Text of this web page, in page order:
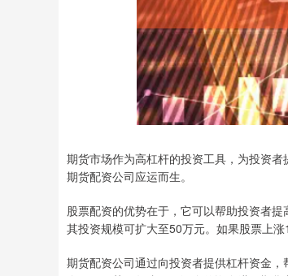
期货市场作为高杠杆的投资工具，为投资
期货配资公司应运而生。
股票配资的优势在于，它可以帮助投资者
其投资规模可扩大至50万元。如果股票上
期货配资公司通过向投资者提供杠杆资金